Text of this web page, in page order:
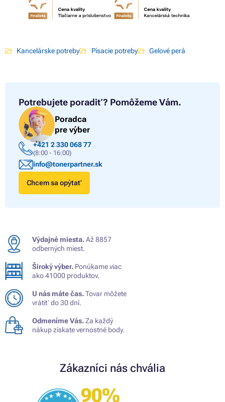
Kancelárske potreby Písacie potreby Gelové perá
Potrebujete poradiť? Pomôžeme Vám.
Poradca
pre výber
+421 2 330 068 77
(8:00 - 16:00)
info@tonerpartner.sk
Chcem sa opýtať
Výdajné miesta.Až 8857
odberných miest.
Široký výber. Ponúkame viac
ako 41000 produktov.
U nás máte čas.Tovar môžete
vrátiť do 30 dní.
Odmeníme Vás.Za každý
nákup získate vernostné body.
Zákazníci nás chvália
90%